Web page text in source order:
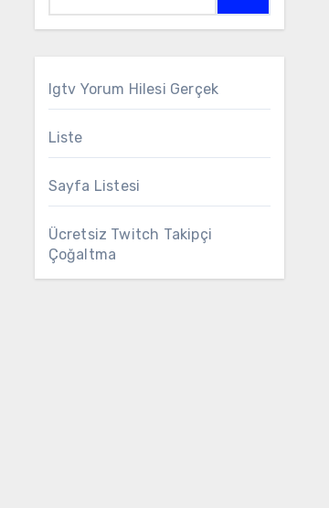
Igtv Yorum Hilesi Gerçek
Liste
Sayfa Listesi
Ücretsiz Twitch Takipçi
Çoğaltma